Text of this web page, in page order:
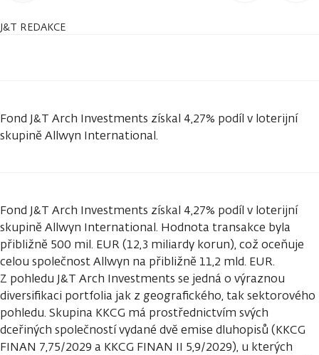
J&T REDAKCE
Fond J&T Arch Investments získal 4,27% podíl v loterijní
skupině Allwyn International.
Fond J&T Arch Investments získal 4,27% podíl v loterijní
skupině Allwyn International. Hodnota transakce byla
přibližně 500 mil. EUR (12,3 miliardy korun), což oceňuje
celou společnost Allwyn na přibližně 11,2 mld. EUR.
Z pohledu J&T Arch Investments se jedná o výraznou
diversifikaci portfolia jak z geografického, tak sektorového
pohledu. Skupina KKCG má prostřednictvím svých
dceřiných společností vydané dvě emise dluhopisů (KKCG
FINAN 7,75/2029 a KKCG FINAN II 5,9/2029), u kterých